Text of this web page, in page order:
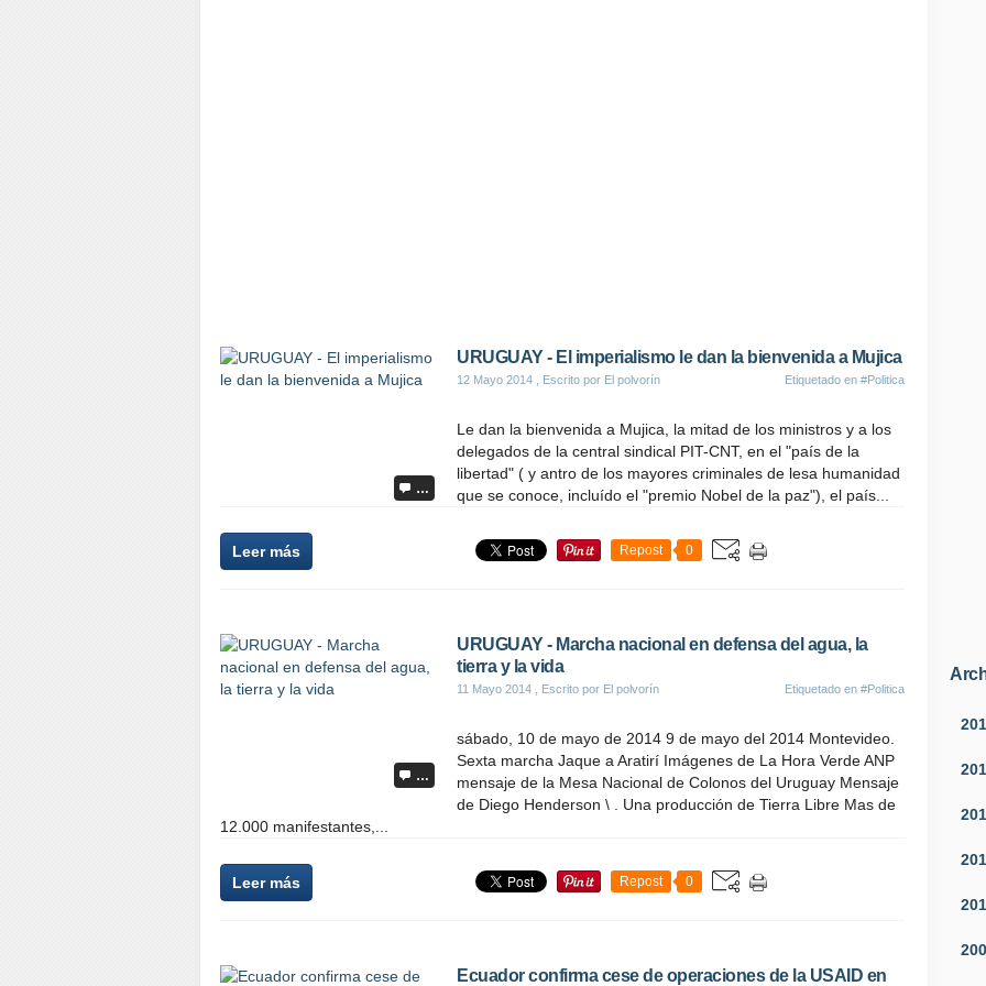
…
URUGUAY - El imperialismo le dan la bienvenida a Mujica
12 Mayo 2014 , Escrito por El polvorín Etiquetado en #Politica
Le dan la bienvenida a Mujica, la mitad de los ministros y a los
delegados de la central sindical PIT-CNT, en el "país de la
libertad" ( y antro de los mayores criminales de lesa humanidad
que se conoce, incluído el "premio Nobel de la paz"), el país...
Leer más Repost 0
…
URUGUAY - Marcha nacional en defensa del agua, la
tierra y la vida
11 Mayo 2014 , Escrito por El polvorín Etiquetado en #Politica
sábado, 10 de mayo de 2014 9 de mayo del 2014 Montevideo.
Sexta marcha Jaque a Aratirí Imágenes de La Hora Verde ANP
mensaje de la Mesa Nacional de Colonos del Uruguay Mensaje
de Diego Henderson \ . Una producción de Tierra Libre Mas de
12.000 manifestantes,...
Leer más Repost 0
Ecuador confirma cese de operaciones de la USAID en